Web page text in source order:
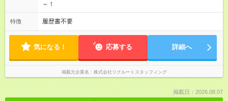
～！
特徴 履歴書不要
気になる！ 応募する 詳細へ
掲載元企業名 株式会社リクルートスタッフィング
掲載日：2026.08.07